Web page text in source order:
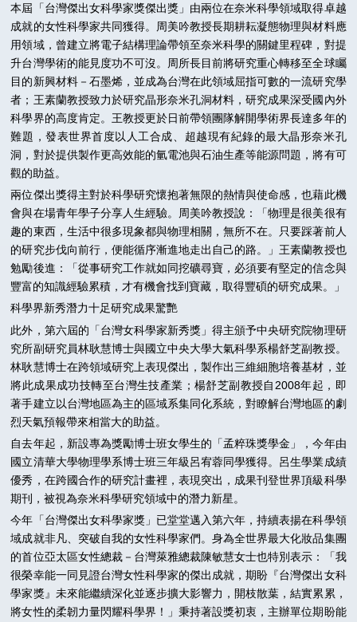
本屆「台灣傑出女科學家獎傑出獎」由兩位在奈米科學領域取得卓越
成就的女性科學家共同獲得。周美吟教授長期耕耘凝態物理與材料應
用領域，曾建立將電子結構理論帶領至奈米科學的關鍵里程碑，對提
升台灣學術的能見度功不可沒。周所長目前將研究重心轉移至全球矚
目的新興材料－石墨烯，並成為台灣在此領域屈指可數的一流研究學
者；王素蘭教授致力於研究晶形奈米孔洞材料，研究成果深受國內外
科學界的高度肯定。王教授更於日前帶領團隊解開學術界長達多年的
難題，發表世界首度以人工合成、超越現有紀錄的最大晶形奈米孔
洞，對於提供製作更高效能的氫電池與石油生產等能源問題，將有可
觀的助益。
兩位傑出獎得主對於科學研究懷抱著無限的熱情與使命感，也藉此機
會與在場青年學子分享人生經驗。周美吟教授說：「物理是很美很有
趣的東西，生活中很多現象都與物理相關，無所不在。只要踩著前人
的研究步伐向前行，便能循序漸進地走出自己的路。」王素蘭教授也
勉勵後進：「從事研究工作就如同挖礦尋寶，必須要有堅定的信念與
豐富的知識經驗累積，才有機會找到寶藏，取得豐碩的研究成果。」
科學界新秀潛力十足研究成果驚艷
此外，第六屆的「台灣女科學家新秀獎」得主頒予中央研究院物理研
究所副研究員林耿慧博士與國立中央大學大氣科學系楊舒芝副教授。
林耿慧博士在跨領域研究上表現傑出，製作出三維細胞培養基材，並
將此成果成功技轉至台灣生技產業；楊舒芝副教授自2008年起，即
著手建立以台灣地區為主的區域系集同化系統，對瞭解台灣地區的劇
烈天氣預報帶來相當大的助益。
自去年起，新設專為獎勵博士班女學生的「孟粹珠獎學金」，今年由
國立清華大學物理學系博士班三年級呂宥蓉同學獲得。呂生學業成績
優秀，在跨國合作的研究計畫裡，表現突出，成果刊登世界頂級科學
期刊，被視為奈米科學研究領域中的潛力新星。
今年「台灣傑出女科學家獎」已堂堂邁入第六年，持續表揚在科學領
域成就非凡、突破自我的女性科學家們。身為全世界最大化妝品集團
的首位亞太區女性總裁－台灣萊雅總裁陳敏慧女士也特別表示：「我
很榮幸能一同見證台灣女性科學家的傑出成就，期盼『台灣傑出女科
學家獎』未來能繼續深化並逐步擴大影響力，開枝散葉，結實累累，
將女性的柔韌力量閃耀科學界！」秉持著設獎初衷，主辦單位期盼能